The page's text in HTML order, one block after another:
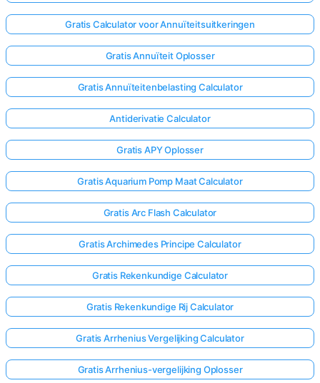
Gratis Calculator voor Annuïteitsuitkeringen
Gratis Annuïteit Oplosser
Gratis Annuïteitenbelasting Calculator
Antiderivatie Calculator
Gratis APY Oplosser
Gratis Aquarium Pomp Maat Calculator
Gratis Arc Flash Calculator
Gratis Archimedes Principe Calculator
Gratis Rekenkundige Calculator
Gratis Rekenkundige Rij Calculator
Gratis Arrhenius Vergelijking Calculator
Gratis Arrhenius-vergelijking Oplosser